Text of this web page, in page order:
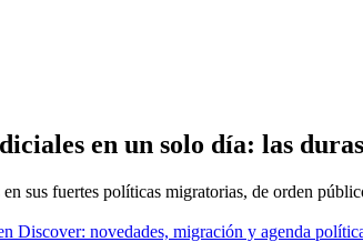
en un solo día: las
sus fuertes políticas migratorias, de orden
Discover: novedades, migración y agenda